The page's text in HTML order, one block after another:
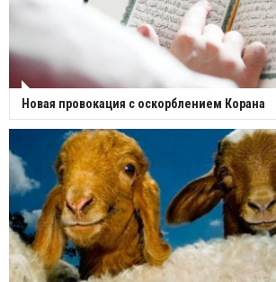
Новая провокация с оскорблением Корана